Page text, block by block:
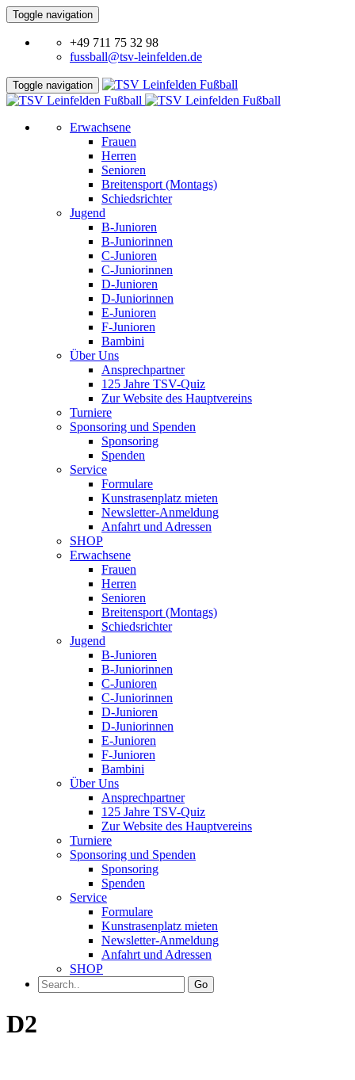
Toggle navigation
+49 711 75 32 98
fussball@tsv-leinfelden.de
Toggle navigation
Erwachsene
Frauen
Herren
Senioren
Breitensport (Montags)
Schiedsrichter
Jugend
B-Junioren
B-Juniorinnen
C-Junioren
C-Juniorinnen
D-Junioren
D-Juniorinnen
E-Junioren
F-Junioren
Bambini
Über Uns
Ansprechpartner
125 Jahre TSV-Quiz
Zur Website des Hauptvereins
Turniere
Sponsoring und Spenden
Sponsoring
Spenden
Service
Formulare
Kunstrasenplatz mieten
Newsletter-Anmeldung
Anfahrt und Adressen
SHOP
Erwachsene
Frauen
Herren
Senioren
Breitensport (Montags)
Schiedsrichter
Jugend
B-Junioren
B-Juniorinnen
C-Junioren
C-Juniorinnen
D-Junioren
D-Juniorinnen
E-Junioren
F-Junioren
Bambini
Über Uns
Ansprechpartner
125 Jahre TSV-Quiz
Zur Website des Hauptvereins
Turniere
Sponsoring und Spenden
Sponsoring
Spenden
Service
Formulare
Kunstrasenplatz mieten
Newsletter-Anmeldung
Anfahrt und Adressen
SHOP
Go
D2